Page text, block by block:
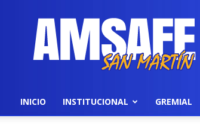
AMSAFE
INICIO INSTITUCIONAL GREMIAL